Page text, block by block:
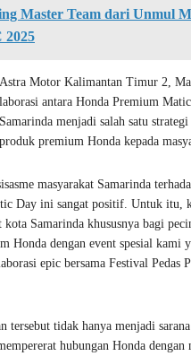
Master Team dari Unmul
2025
Motor Kalimantan Timur 2,
antara Honda Premium
menjadi salah satu strategi
premium Honda kepada
masyarakat Samarinda
Day ini sangat positif. Untuk itu,
kota Samarinda khususnya bagi
Honda dengan event spesial kami
epic bersama Festival Pedas
tersebut tidak hanya menjadi
hubungan Honda dengan